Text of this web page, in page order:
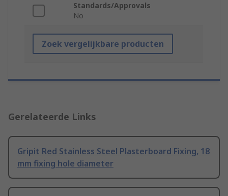
Standards/Approvals
No
Zoek vergelijkbare producten
Gerelateerde Links
Gripit Red Stainless Steel Plasterboard Fixing, 18
mm fixing hole diameter